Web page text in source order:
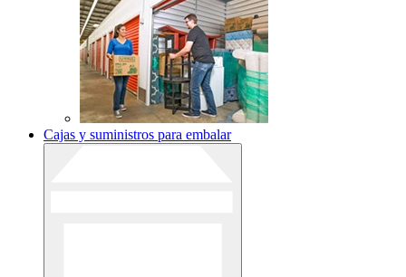
Cajas y suministros para embalar